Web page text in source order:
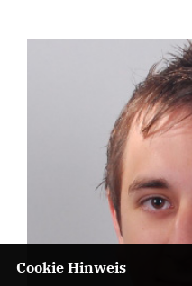
Cookie Hinweis